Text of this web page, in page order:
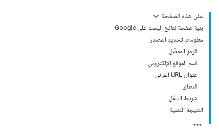
على هذه الصفحة
بنية صفحة نتائج البحث على Google
معلومات تحديد المصدر
الرمز المفضّل
اسم الموقع الإلكتروني
عنوان URL المرئي
النطاق
شريط التنقّل
النتيجة النصية